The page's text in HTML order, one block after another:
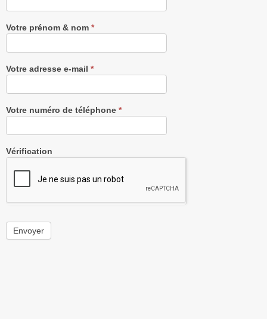
gratuitement
Votre prénom & nom *
Votre adresse e-mail *
Votre numéro de téléphone *
Vérification
Envoyer